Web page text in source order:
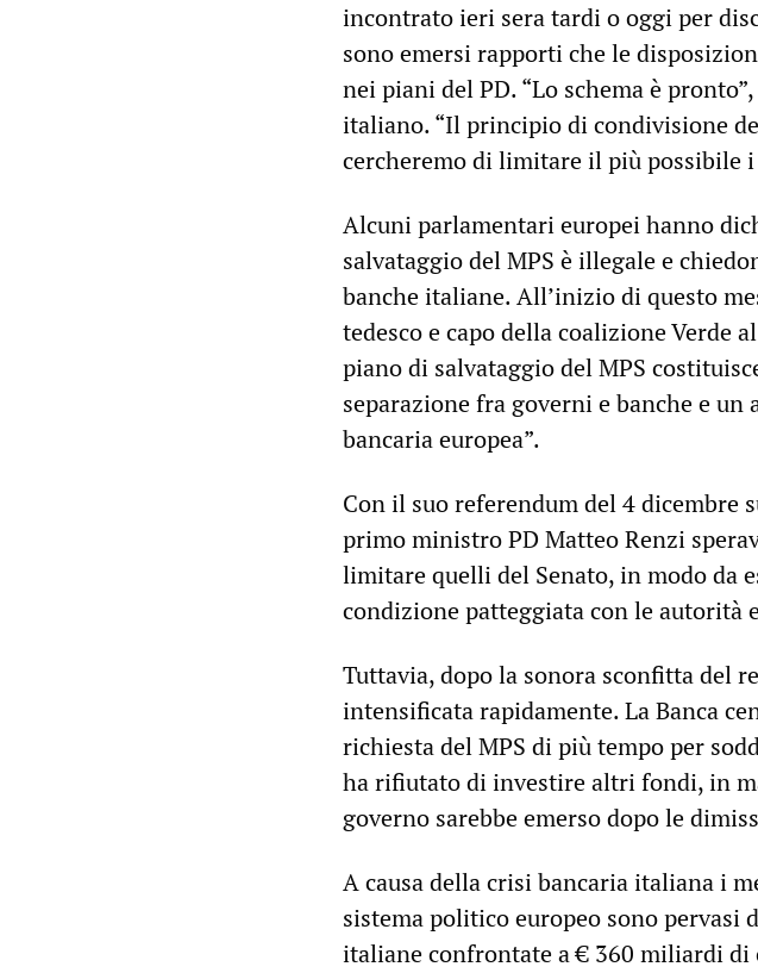
incontrato ieri sera tardi o oggi per
sono emersi rapporti che le
nei piani del PD. “Lo schema è
italiano. “Il principio di condivisione
cercheremo di limitare il più possibile
Alcuni parlamentari europei hanno
salvataggio del MPS è illegale e
banche italiane. All’inizio di questo
tedesco e capo della coalizione Verde
piano di salvataggio del MPS
separazione fra governi e banche e
bancaria europea”.
Con il suo referendum del 4 dicembre
primo ministro PD Matteo Renzi
limitare quelli del Senato, in modo da
condizione patteggiata con le autorità
Tuttavia, dopo la sonora sconfitta del
intensificata rapidamente. La Banca
richiesta del MPS di più tempo per
ha rifiutato di investire altri fondi, in
governo sarebbe emerso dopo le
A causa della crisi bancaria italiana i
sistema politico europeo sono pervasi
italiane confrontate a € 360 miliardi